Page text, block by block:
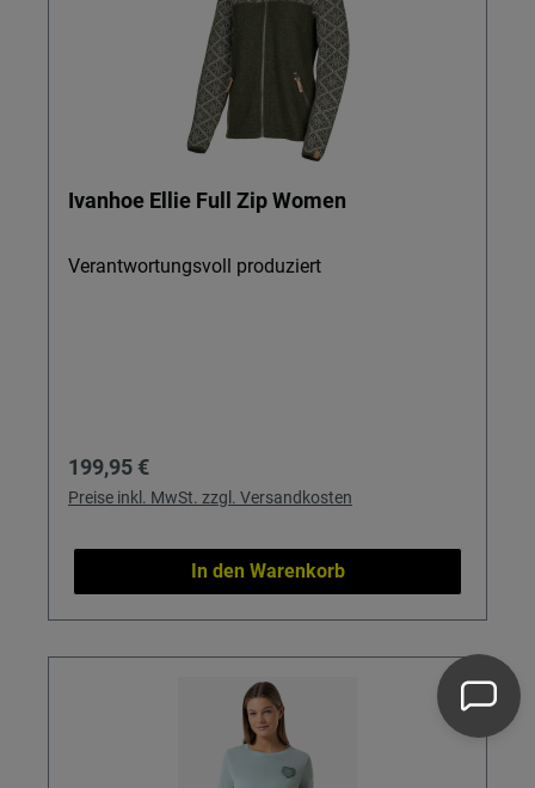
Ivanhoe Ellie Full Zip Women
Verantwortungsvoll produziert
Regulärer Preis:
199,95 €
Preise inkl. MwSt. zzgl. Versandkosten
In den Warenkorb